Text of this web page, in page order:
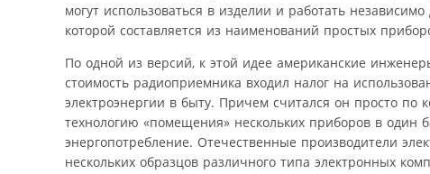
могут использоваться в изделии и работать
которой составляется из наименований простых
По одной из версий, к этой идее американские
стоимость радиоприемника входил налог на
электроэнергии в быту. Причем считался он просто
технологию «помещения» нескольких приборов в один
энергопотребление. Отечественные производители
нескольких образцов различного типа электронных